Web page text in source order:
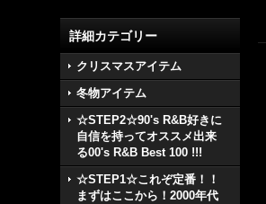
詳細カテゴリー
クリスマスアイテム
冬物アイテム
☆STEP2☆90's R&B好きに
自信を持ってオススメ出来
る00's R&B Best 100 !!!
☆STEP1☆これぞ定番！！
まずはここから！2000年代